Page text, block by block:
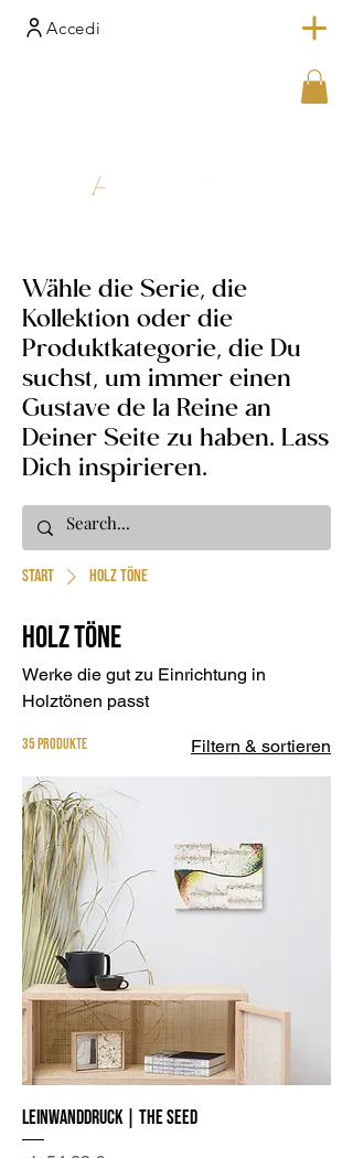
Accedi
Wähle die Serie, die
Kollektion oder die
Produktkategorie, die Du
suchst, um immer einen
Gustave de la Reine an
Deiner Seite zu haben. Lass
Dich inspirieren.
Start Holz Töne
Holz Töne
Werke die gut zu Einrichtung in
Holztönen passt
35 Produkte Filtern & sortieren
Leinwanddruck | The Seed